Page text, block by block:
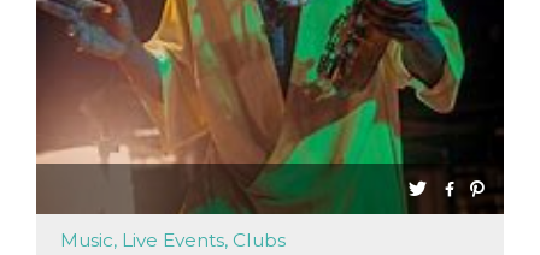
Music, Live Events, Clubs